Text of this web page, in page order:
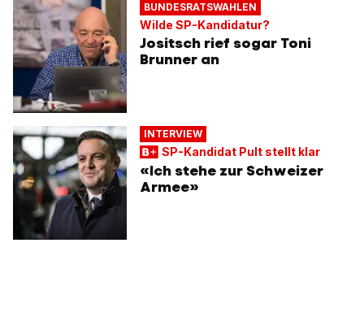
BUNDESRATSWAHLEN
Wilde SP-Kandidatur?
Jositsch rief sogar Toni
Brunner an
INTERVIEW
SP-Kandidat Pult stellt klar
«Ich stehe zur Schweizer
Armee»